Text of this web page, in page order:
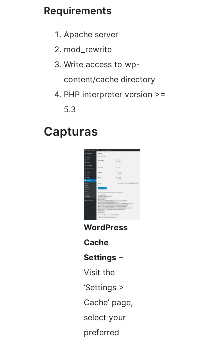
Requirements
Apache server
mod_rewrite
Write access to wp-
content/cache directory
PHP interpreter version >=
5.3
Capturas
WordPress
Cache
Settings –
Visit the
‘Settings >
Cache’ page,
select your
preferred